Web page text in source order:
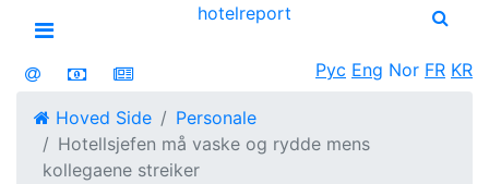
Open menu
hotelreport
Рус Eng Nor FR KR
Hoved Side
Personale
Hotellsjefen må vaske og rydde mens
kollegaene streiker